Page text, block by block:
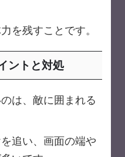
を残すことです。
ントと対処
は、敵に囲まれる
追い、画面の端や